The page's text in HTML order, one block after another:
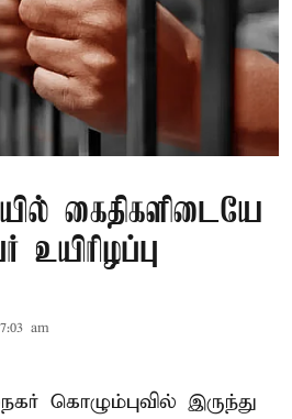
கைதிகளிடையே
am
கொழும்புவில் இருந்து